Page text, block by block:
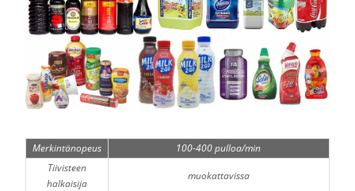
Merkintänopeus
100-400 pulloa/min
Tiivisteen
halkaisija
muokattavissa